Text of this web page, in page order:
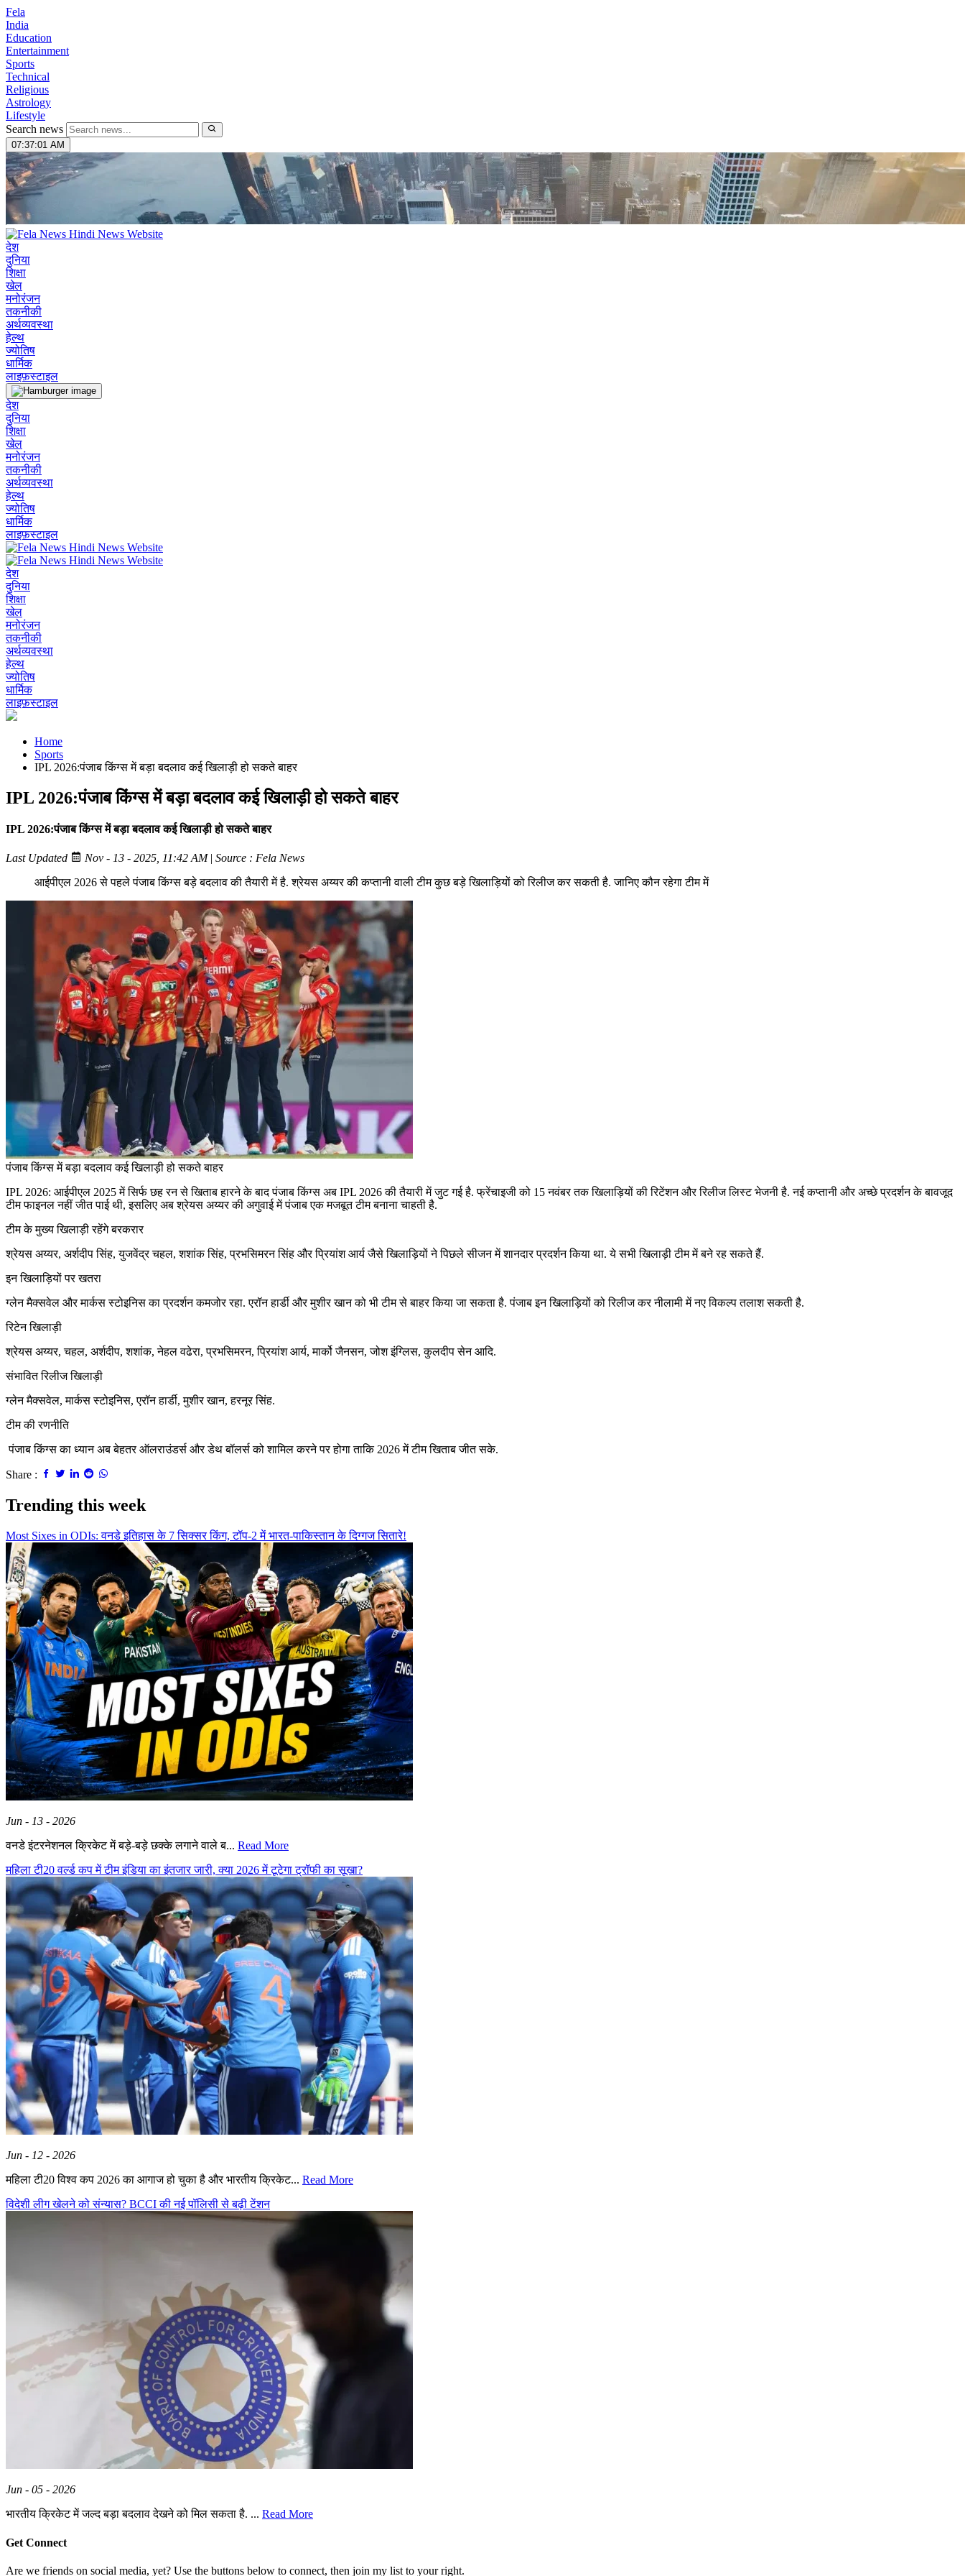
Fela
India
Education
Entertainment
Sports
Technical
Religious
Astrology
Lifestyle
Search news
07:37:02 AM
देश
दुनिया
शिक्षा
खेल
मनोरंजन
तकनीकी
अर्थव्यवस्था
हेल्थ
ज्योतिष
धार्मिक
लाइफ़स्टाइल
देश
दुनिया
शिक्षा
खेल
मनोरंजन
तकनीकी
अर्थव्यवस्था
हेल्थ
ज्योतिष
धार्मिक
लाइफ़स्टाइल
देश
दुनिया
शिक्षा
खेल
मनोरंजन
तकनीकी
अर्थव्यवस्था
हेल्थ
ज्योतिष
धार्मिक
लाइफ़स्टाइल
Home
Sports
IPL 2026:पंजाब किंग्स में बड़ा बदलाव कई खिलाड़ी हो सकते बाहर
IPL 2026:पंजाब किंग्स में बड़ा बदलाव कई खिलाड़ी हो सकते बाहर
IPL 2026:पंजाब किंग्स में बड़ा बदलाव कई खिलाड़ी हो सकते बाहर
Last Updated Nov - 13 - 2025, 11:42 AM| Source : Fela News
आईपीएल 2026 से पहले पंजाब किंग्स बड़े बदलाव की तैयारी में है. श्रेयस अय्यर की कप्तानी वाली टीम कुछ बड़े खिलाड़ियों को रिलीज कर सकती है. जानिए कौन रहेगा टीम में
पंजाब किंग्स में बड़ा बदलाव कई खिलाड़ी हो सकते बाहर
IPL 2026: आईपीएल 2025 में सिर्फ छह रन से खिताब हारने के बाद पंजाब किंग्स अब IPL 2026की तैयारी में जुट गई है. फ्रेंचाइजी को 15 नवंबर तक खिलाड़ियों की रिटेंशन और रिलीज लिस्ट भेजनी है. नई कप्तानी और अच्छे प्रदर्शन के बावजूद
टीम फाइनल नहीं जीत पाई थी, इसलिए अब श्रेयस अय्यर की अगुवाई में पंजाब एक मजबूत टीम बनाना चाहती है.
टीम के मुख्य खिलाड़ी रहेंगे बरकरार
श्रेयस अय्यर, अर्शदीप सिंह, युजवेंद्र चहल, शशांक सिंह, प्रभसिमरन सिंह और प्रियांश आर्य जैसे खिलाड़ियों ने पिछले सीजन में शानदार प्रदर्शन किया था. ये सभी खिलाड़ी टीम में बने रह सकते हैं.
इन खिलाड़ियों पर खतरा
ग्लेन मैक्सवेल और मार्कस स्टोइनिस का प्रदर्शन कमजोर रहा. एरॉन हार्डी और मुशीर खान को भी टीम से बाहर किया जा सकता है. पंजाब इन खिलाड़ियों को रिलीज कर नीलामी में नए विकल्प तलाश सकती है.
रिटेन खिलाड़ी
श्रेयस अय्यर, चहल, अर्शदीप, शशांक, नेहल वढेरा, प्रभसिमरन, प्रियांश आर्य, मार्को जैनसन, जोश इंग्लिस, कुलदीप सेन आदि.
संभावित रिलीज खिलाड़ी
ग्लेन मैक्सवेल, मार्कस स्टोइनिस, एरॉन हार्डी, मुशीर खान, हरनूर सिंह.
टीम की रणनीति
पंजाब किंग्स का ध्यान अब बेहतर ऑलराउंडर्स और डेथ बॉलर्स को शामिल करने पर होगा ताकि 2026 में टीम खिताब जीत सके.
Share :
Trending this week
Most Sixes in ODIs: वनडे इतिहास के 7 सिक्सर किंग, टॉप-2 में भारत-पाकिस्तान के दिग्गज सितारे!
Jun - 13 - 2026
वनडे इंटरनेशनल क्रिकेट में बड़े-बड़े छक्के लगाने वाले ब... Read More
महिला टी20 वर्ल्ड कप में टीम इंडिया का इंतजार जारी, क्या 2026 में टूटेगा ट्रॉफी का सूखा?
Jun - 12 - 2026
महिला टी20 विश्व कप 2026 का आगाज हो चुका है और भारतीय क्रिकेट... Read More
विदेशी लीग खेलने को संन्यास? BCCI की नई पॉलिसी से बढ़ी टेंशन
Jun - 05 - 2026
भारतीय क्रिकेट में जल्द बड़ा बदलाव देखने को मिल सकता है. ... Read More
Get Connect
Are we friends on social media, yet? Use the buttons below to connect, then join my list to your right.